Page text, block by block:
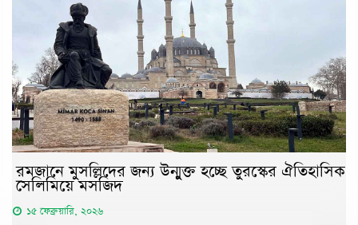
রমজানে মুসল্লিদের জন্য উন্মুক্ত হচ্ছে তুরস্কের ঐতিহাসিক
সেলিমিয়ে মসজিদ
১৫ ফেব্রুয়ারি, ২০২৬